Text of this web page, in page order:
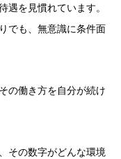
を見慣れています。
でも、無意識に条件面
の働き方を自分が続け
その数字がどんな環境